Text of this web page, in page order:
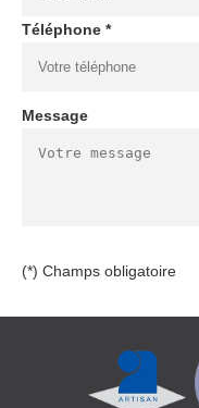
Téléphone *
Message
(*) Champs obligatoire